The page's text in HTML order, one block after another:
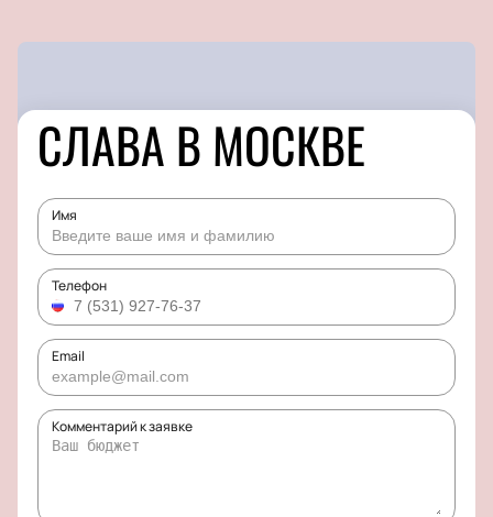
СЛАВА В МОСКВЕ
Имя
Телефон
Email
Комментарий к заявке